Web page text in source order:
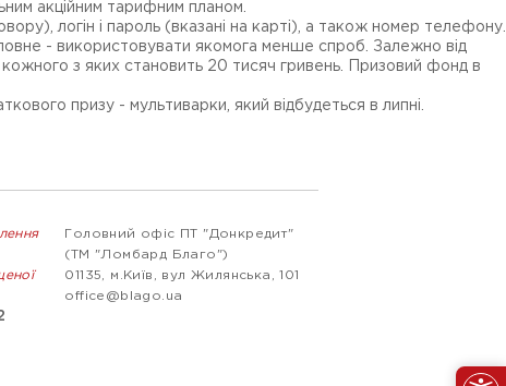
акційним тарифним планом.
логін і пароль (вказані на карті), а також номер телефону.
- використовувати якомога менше спроб. Залежно від
кожного з яких становить 20 тисяч гривень. Призовий фонд в
призу - мультиварки, який відбудеться в липні.
Головний офіс ПТ "Донкредит"
(ТМ "Ломбард Благо")
01135, м.Київ, вул Жилянська, 101
office@blago.ua